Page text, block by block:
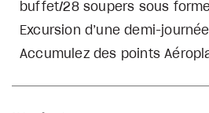
buffet/28 soupers sous
Excursion d’une demi-
Accumulez des points